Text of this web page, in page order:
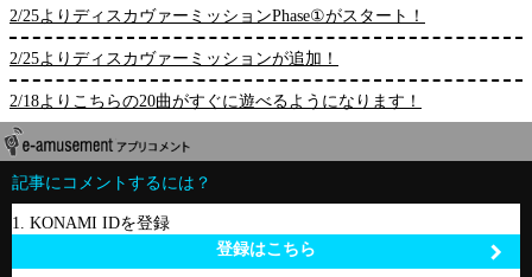
2/25よりディスカヴァーミッションPhase①がスタート！
2/25よりディスカヴァーミッションが追加！
2/18よりこちらの20曲がすぐに遊べるようになります！
記事にコメントするには？
1. KONAMI IDを登録
登録はこちら